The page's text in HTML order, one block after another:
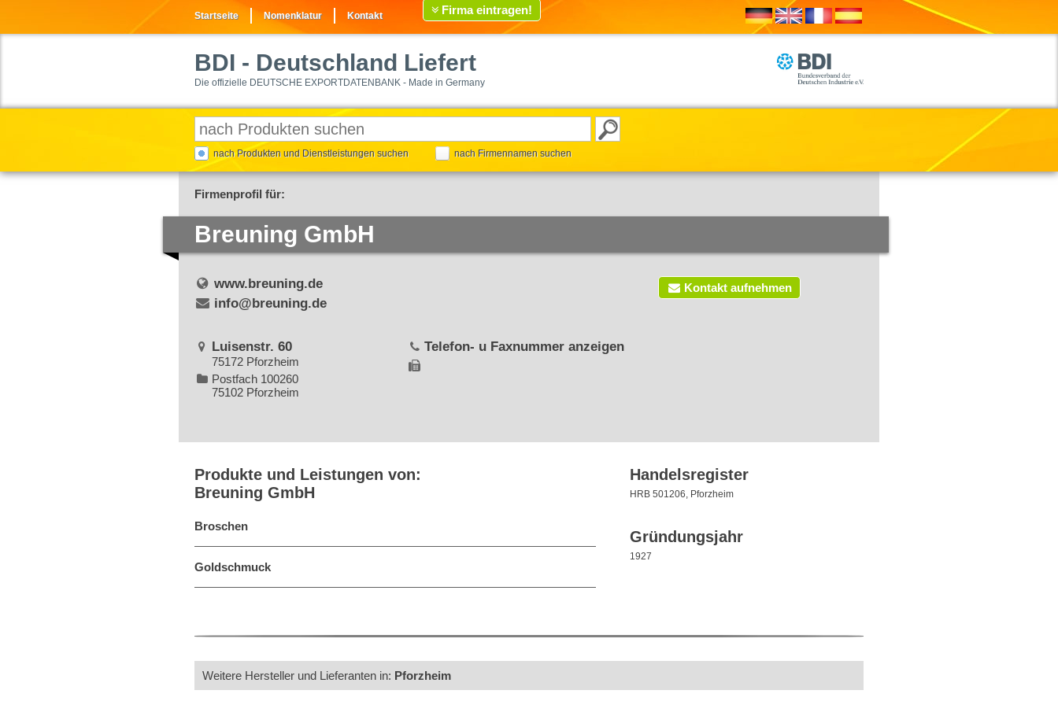
Startseite Nomenklatur Kontakt Firma eintragen!
BDI - Deutschland Liefert
Die offizielle DEUTSCHE EXPORTDATENBANK - Made in Germany
nach Produkten und Dienstleistungen suchen nach Firmennamen suchen
Firmenprofil für:
Breuning GmbH
Kontakt aufnehmen
www.breuning.de
info@breuning.de
Luisenstr. 60
75172 Pforzheim
Postfach 100260
75102 Pforzheim
Telefon- u Faxnummer anzeigen
Produkte und Leistungen von:
Breuning GmbH
Broschen
Goldschmuck
Handelsregister
HRB 501206, Pforzheim
Gründungsjahr
1927
Weitere Hersteller und Lieferanten in: Pforzheim